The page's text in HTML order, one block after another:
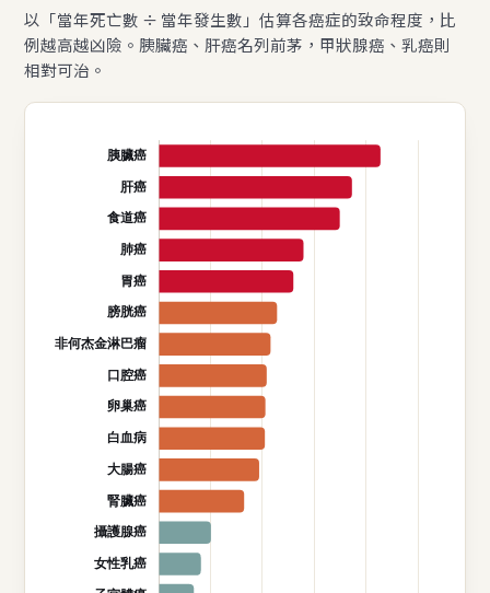
以「當年死亡數 ÷ 當年發生數」估算各癌症的致命程度，比
例越高越凶險。胰臟癌、肝癌名列前茅，甲狀腺癌、乳癌則
相對可治。